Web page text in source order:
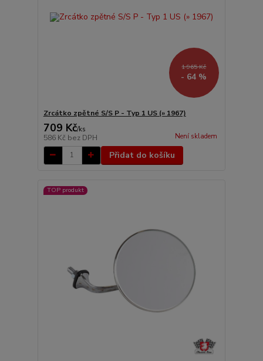
1 965 Kč
- 64 %
Zrcátko zpětné S/S P - Typ 1 US (» 1967)
709 Kč/ks
586 Kč bez DPH Není skladem
Přidat do košíku
TOP produkt